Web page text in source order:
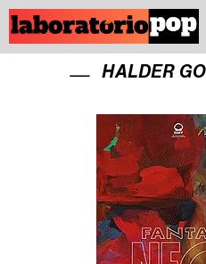
HALDER